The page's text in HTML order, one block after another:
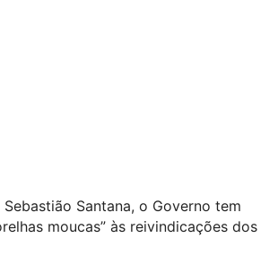
Santana, o Governo tem
moucas” às reivindicações dos